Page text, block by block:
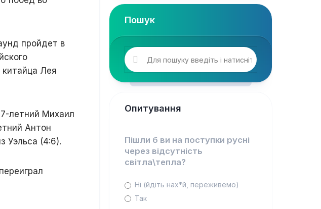
пройдет в
китайца Лея
летний Михаил
Антон
Уэльса (4:6).
Пошук
Опитування
Пішли б ви на поступки русні
через відсутність
світла\тепла?
Ні (йдіть нах*й, переживемо)
Так